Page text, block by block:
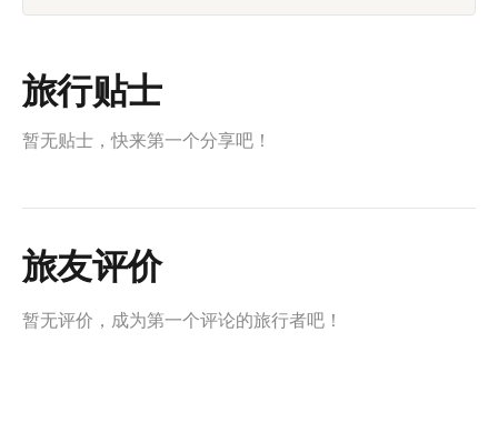
旅行贴士
暂无贴士，快来第一个分享吧！
旅友评价
暂无评价，成为第一个评论的旅行者吧！